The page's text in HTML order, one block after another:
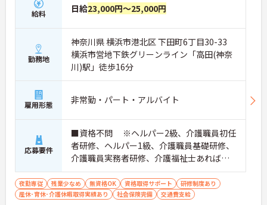
し、効率的な見守りと円滑な情報共有を実現してい
ます
・無駄な業務が削減されることで心身のゆとりが生
まれ、ご入居者様お一人おひとりに寄り添ったケア
ができます
【実務者研修の無料受講制度など、専門性を高めら
れる環境です】
・働きながら実務者研修を無料で受講できるなど、
有資格者のさらなるキャリアアップを支援していま
しており、将来のリーダー候補として成長していけ
ます
・横浜型地域貢献企業にも認定された信頼ある法人
で、ライフステージが変わっても安心して働き続け
られます
給料 日給23,000円～25,000円
勤務地
神奈川県 横浜市港北区 下田町6丁目30-33
横浜市営地下鉄グリーンライン「高田(神奈
川)駅」徒歩16分
雇用形態 非常勤・パート・アルバイト
応募要件
■資格不問 ※ヘルパー2級、介護職員初任
者研修、ヘルパー1級、介護職員基礎研修、
介護職員実務者研修、介護福祉士あれば尚
可
夜勤専従 残業少なめ 無資格OK 資格取得サポート
研修制度あり
産休･育休･介護休暇取得実績あり
社会保険完備 交通費支給